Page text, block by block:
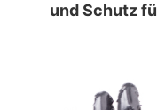
und Schutz